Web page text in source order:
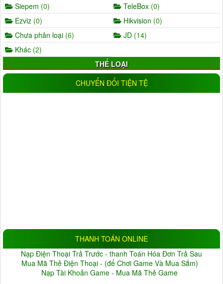
Siepem (0) TeleBox (0)
Ezviz (0) Hikvision (0)
Chưa phân loại (6) JD (14)
Khác (2)
THỂ LOẠI
IP(11)
Wifi(17) IP wifi(19)
Đang cập nhật(10)
BẢO HÀNH
Không (1) Thỏa thuận(22)
(0) 2 tháng(0)
CHUYỂN ĐỔI TIỆN TỆ
THANH TOÁN ONLINE
Nạp Điện Thoại Trả Trước - thanh Toán Hóa Đơn Trả Sau
Mua Mã Thẻ Điện Thoại - (để Chơi Game Và Mua Sắm)
Nạp Tài Khoản Game - Mua Mã Thẻ Game